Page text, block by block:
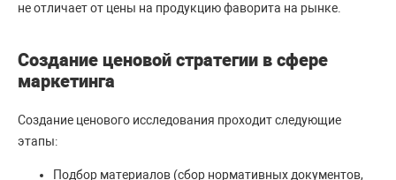
не отличает от цены на продукцию фаворита на рынке.
Создание ценовой стратегии в сфере
маркетинга
Создание ценового исследования проходит следующие
этапы:
Подбор материалов (сбор нормативных документов,